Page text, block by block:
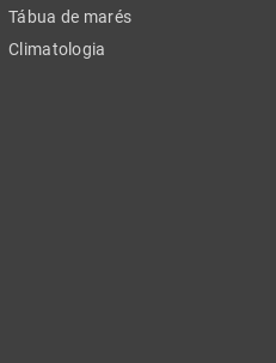
Tábua de marés
Climatologia